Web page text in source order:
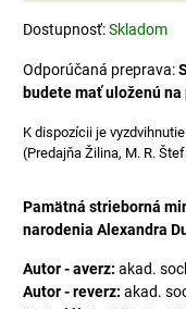
Dostupnosť:Skladom
budete mať uloženú
(Predajňa Žilina, M. R.
Pamätná strieborná
narodenia Alexandra
Autor - averz: akad.
Autor - reverz: akad.